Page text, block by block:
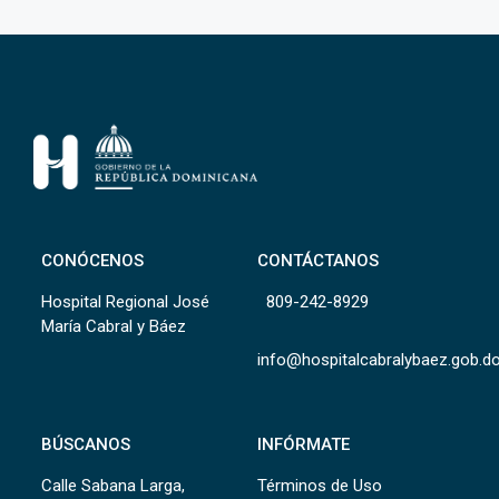
CONÓCENOS
Hospital Regional José
María Cabral y Báez
CONTÁCTANOS
809-242-8929
BÚSCANOS
Calle Sabana Larga,
INFÓRMATE
Términos de Uso